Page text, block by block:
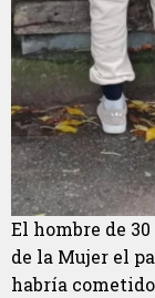
El hombre de
de la Mujer el
habría